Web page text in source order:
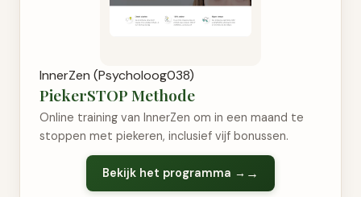
InnerZen (Psycholoog038)
PiekerSTOP Methode
Online training van InnerZen om in een maand te
stoppen met piekeren, inclusief vijf bonussen.
Bekijk het programma →